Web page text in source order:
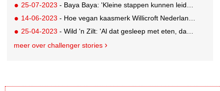
25-07-2023 - Baya Baya: 'Kleine stappen kunnen leiden tot heel veel impact'
14-06-2023 - Hoe vegan kaasmerk Willicroft Nederland verovert
25-04-2023 - Wild 'n Zilt: 'Al dat gesleep met eten, daar begrijp ik helemaal niets van'
meer over challenger stories